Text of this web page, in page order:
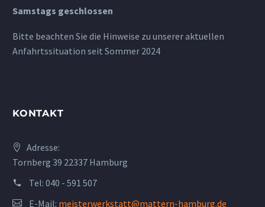
Samstags geschlossen
Bitte beachten Sie die Hinweise zu unserer aktuellen
Anfahrtssituation seit Sommer 2024
KONTAKT
Adresse:
Tornberg 39 22337 Hamburg
Tel: 040 - 591 507
E-Mail: meisterwerkstatt@mattern-hamburg.de